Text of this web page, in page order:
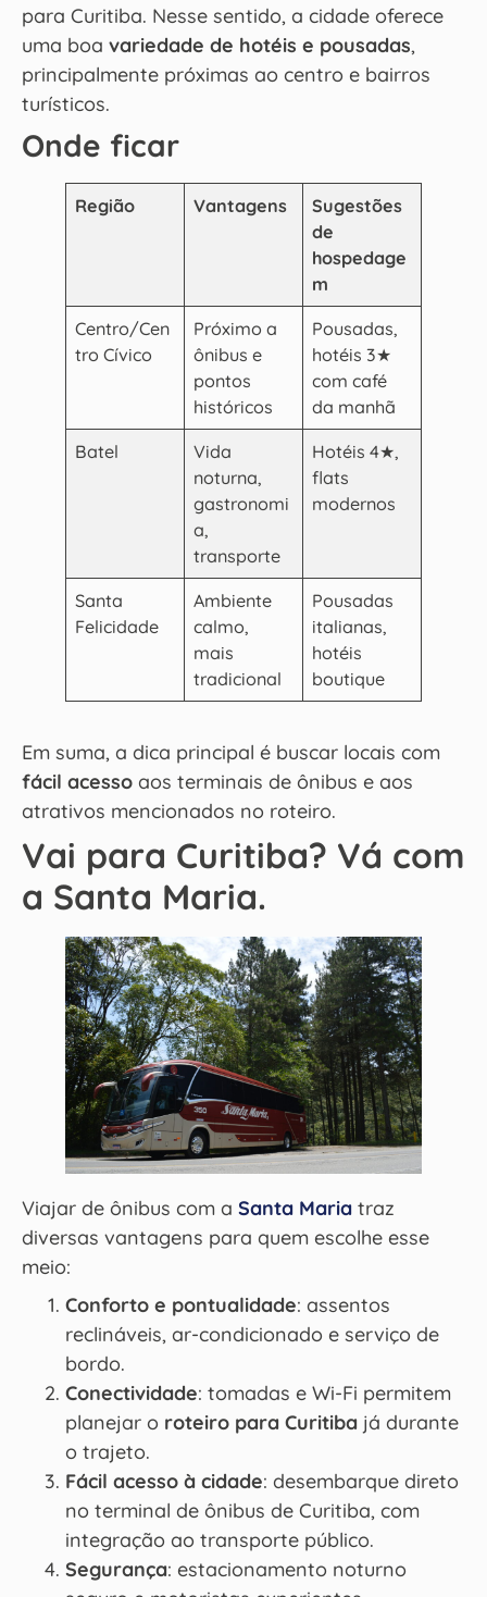
para Curitiba. Nesse sentido, a cidade oferece
uma boa variedade de hotéis e pousadas,
principalmente próximas ao centro e bairros
turísticos.
Onde ficar
Região Vantagens
Sugestões
de
hospedage
m
Centro/Cen
tro Cívico
Próximo a
ônibus e
pontos
históricos
Pousadas,
hotéis 3★
com café
da manhã
Batel
Vida
noturna,
gastronomi
a,
transporte
Hotéis 4★,
flats
modernos
Santa
Felicidade
Ambiente
calmo,
mais
tradicional
Pousadas
italianas,
hotéis
boutique
Em suma, a dica principal é buscar locais com
fácil acesso aos terminais de ônibus e aos
atrativos mencionados no roteiro.
Vai para Curitiba? Vá com
a Santa Maria.
Viajar de ônibus com a Santa Maria traz
diversas vantagens para quem escolhe esse
meio:
Conforto e pontualidade: assentos
reclináveis, ar-condicionado e serviço de
bordo.
Conectividade: tomadas e Wi-Fi permitem
planejar o roteiro para Curitiba já durante
o trajeto.
Fácil acesso à cidade: desembarque direto
no terminal de ônibus de Curitiba, com
integração ao transporte público.
Segurança: estacionamento noturno